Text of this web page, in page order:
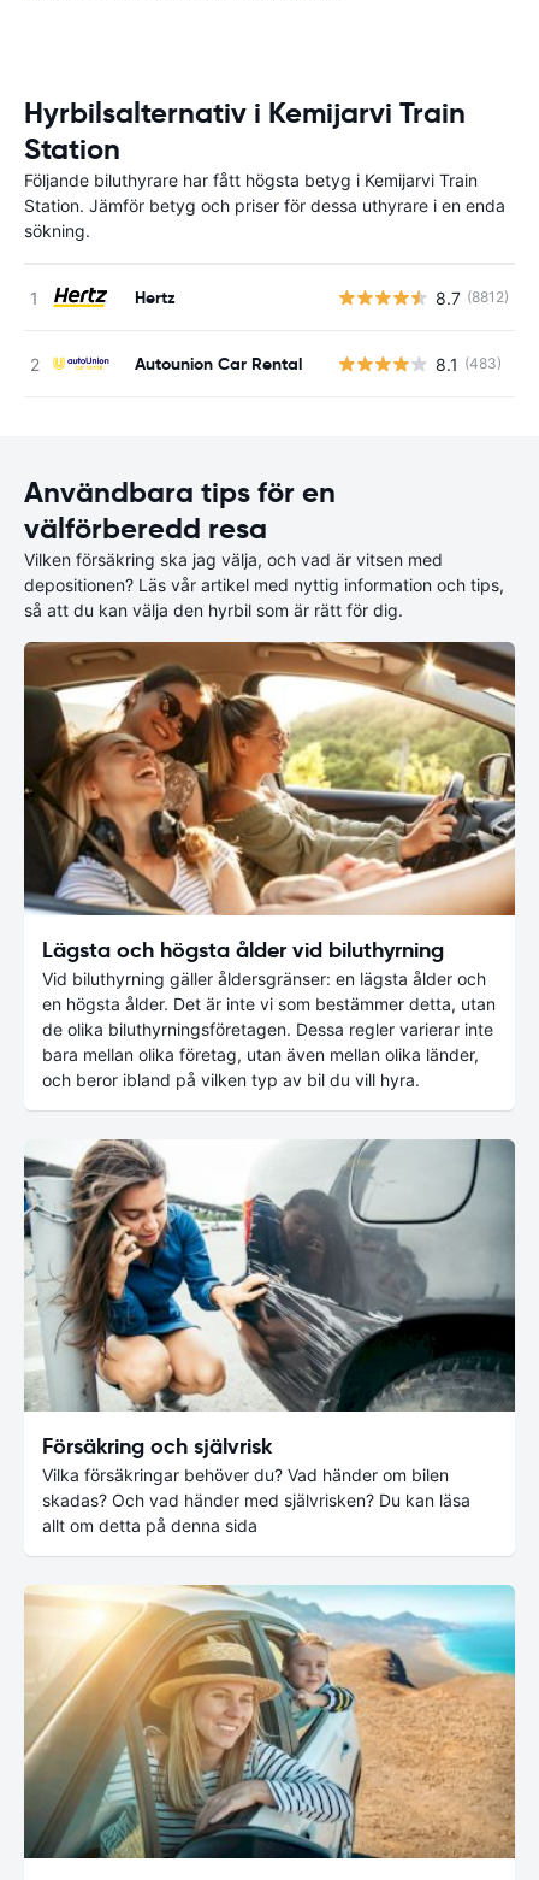
Hyrbilsalternativ i Kemijarvi Train
Station
Följande biluthyrare har fått högsta betyg i Kemijarvi Train
Station. Jämför betyg och priser för dessa uthyrare i en enda
sökning.
Hertz 8.7 (8812)
Autounion Car Rental 8.1 (483)
Användbara tips för en
välförberedd resa
Vilken försäkring ska jag välja, och vad är vitsen med
depositionen? Läs vår artikel med nyttig information och tips,
så att du kan välja den hyrbil som är rätt för dig.
Lägsta och högsta ålder vid biluthyrning
Vid biluthyrning gäller åldersgränser: en lägsta ålder och
en högsta ålder. Det är inte vi som bestämmer detta, utan
de olika biluthyrningsföretagen. Dessa regler varierar inte
bara mellan olika företag, utan även mellan olika länder,
och beror ibland på vilken typ av bil du vill hyra.
Försäkring och självrisk
Vilka försäkringar behöver du? Vad händer om bilen
skadas? Och vad händer med självrisken? Du kan läsa
allt om detta på denna sida